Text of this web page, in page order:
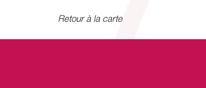
Retour à la carte